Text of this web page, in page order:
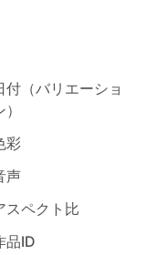
付（バリエーショ
彩
声
スペクト比
品ID